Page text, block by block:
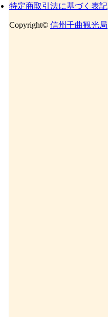
特定商取引法に基づく表記
Copyright© 信州千曲観光局